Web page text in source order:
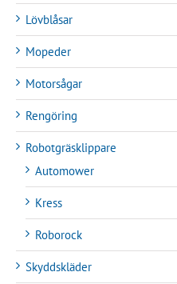
Lövblåsar
Mopeder
Motorsågar
Rengöring
Robotgräsklippare
Automower
Kress
Roborock
Skyddskläder